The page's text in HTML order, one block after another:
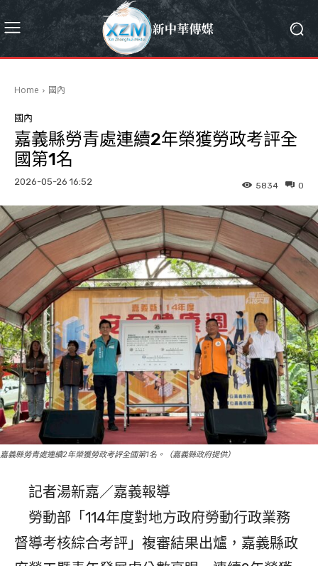
Home 國內
國內
嘉義縣勞青處連續2年榮獲勞政考評全
國第1名
2026-05-26 16:52 0
5834
嘉義縣勞青處連續2年榮獲勞政考評全國第1名。（嘉義縣政府提供）
記者湯新嘉／嘉義報導
勞動部「114年度對地方政府勞動行政業務
督導考核綜合考評」複審結果出爐，嘉義縣政